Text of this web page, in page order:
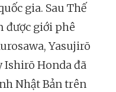
gia. Sau Thế
được giới phê
Yasujirō
Ishirō Honda đã
Nhật Bản trên